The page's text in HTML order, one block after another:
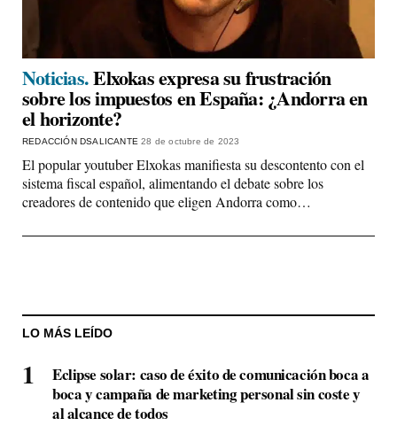
Noticias.Elxokas expresa su frustración
sobre los impuestos en España: ¿Andorra en
el horizonte?
REDACCIÓN DSALICANTE28 de octubre de 2023
El popular youtuber Elxokas manifiesta su descontento con el
sistema fiscal español, alimentando el debate sobre los
creadores de contenido que eligen Andorra como…
LO MÁS LEÍDO
Eclipse solar: caso de éxito de comunicación boca a
boca y campaña de marketing personal sin coste y
al alcance de todos